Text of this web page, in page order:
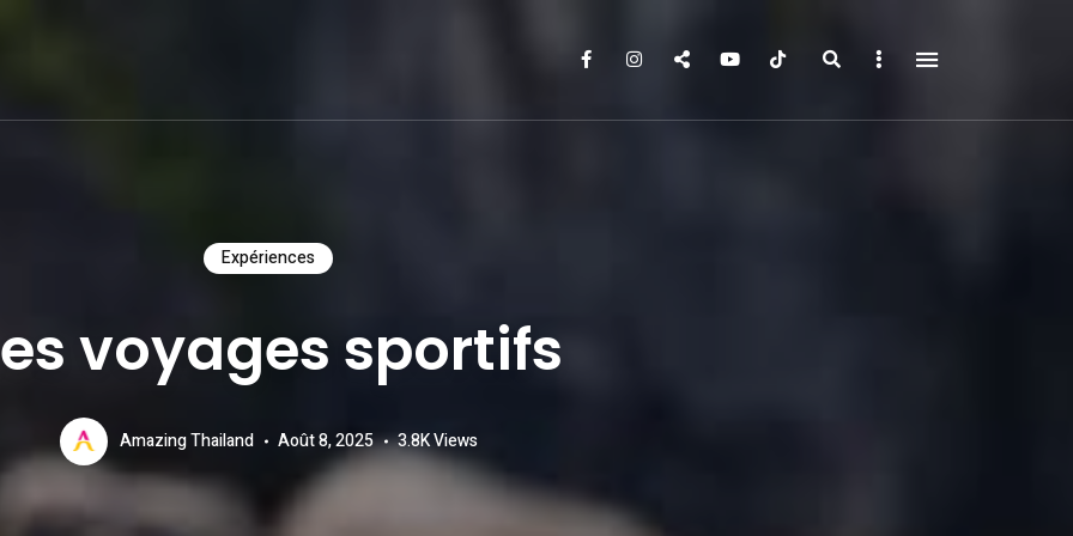
SearchSidebar
Expériences
voyages sportifs
Amazing Thailand Août 8, 2025 3.8KViews